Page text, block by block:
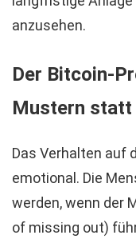
anzusehen.
Der Bitcoin-
Mustern
Das Verhalten auf
emotional. Die
werden, wenn der
of missing out)